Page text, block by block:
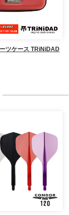
ーツケース TRiNiDAD